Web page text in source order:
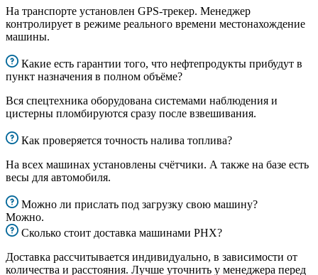
На транспорте установлен GPS-трекер. Менеджер
контролирует в режиме реального времени местонахождение
машины.
Какие есть гарантии того, что нефтепродукты прибудут в
пункт назначения в полном объёме?
Вся спецтехника оборудована системами наблюдения и
цистерны пломбируются сразу после взвешивания.
Как проверяется точность налива топлива?
На всех машинах установлены счётчики. А также на базе есть
весы для автомобиля.
Можно ли прислать под загрузку свою машину?
Можно.
Сколько стоит доставка машинами РНХ?
Доставка рассчитывается индивидуально, в зависимости от
количества и расстояния. Лучше уточнить у менеджера перед